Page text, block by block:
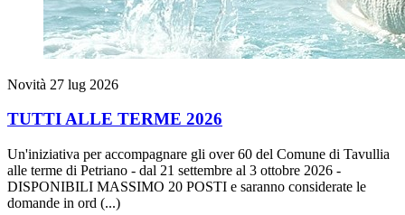
Novità 27 lug 2026
TUTTI ALLE TERME 2026
Un'iniziativa per accompagnare gli over 60 del Comune di Tavullia
alle terme di Petriano - dal 21 settembre al 3 ottobre 2026 -
DISPONIBILI MASSIMO 20 POSTI e saranno considerate le
domande in ord (...)